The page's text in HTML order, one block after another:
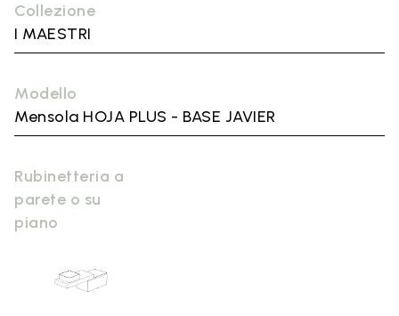
Collezione
I MAESTRI
Modello
Mensola HOJA PLUS - BASE JAVIER
Rubinetteria a
parete o su
piano